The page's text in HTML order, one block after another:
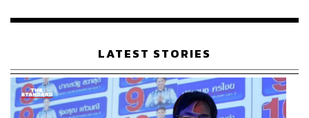
เรือนไทยที่ถูกซุกไว้
LATEST STORIES